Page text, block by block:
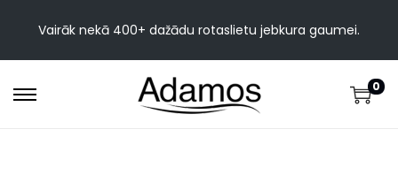
Vairāk nekā 400+ dažādu rotaslietu jebkura gaumei.
0